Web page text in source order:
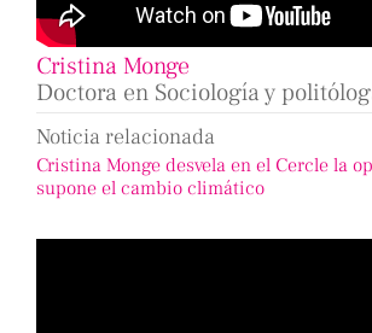
Cristina Monge
Doctora en Sociología y
Noticia relacionada
Cristina Monge desvela en el Cercle la
supone el cambio climático